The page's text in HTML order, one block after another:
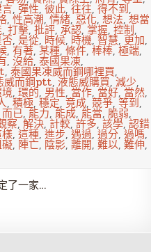
,彈性,彼此,往往,得不到,
,性高潮,情緒,惡化,想法, 想當
,打擊,批評,承認, 掌握, 控制,
,是從, 時候, 時機, 智慧, 更加,
,有著,某種,條件,棒棒,極端,
, 沒給, 泰國果凍,
,泰國果凍威而鋼哪裡買,
威而鋼ptt,液態威購買,減少,
,環的, 男性,當作,當好,當然,
,積極,穩定, 竟成, 競爭,等到,
而已,能力,能成,能當,脆弱,
察, 解決,計較,許多,該學,認錯
,這種,進步,遇過,過分,過嗎,
, 陣亡, 陰影, 離開, 難以, 難伸,
了一家…